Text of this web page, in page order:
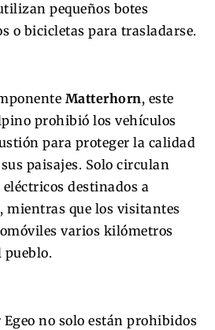
pequeños botes
o bicicletas para trasladarse.
Matterhorn, este
prohibió los vehículos
para proteger la calidad
paisajes. Solo circulan
destinados a
mientras que los visitantes
varios kilómetros
pueblo.
no solo están prohibidos